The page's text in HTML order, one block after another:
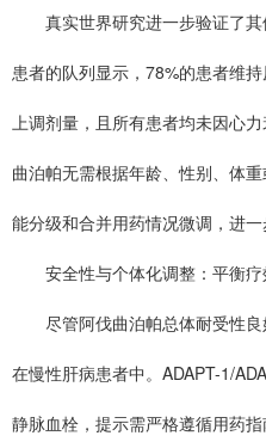
真实世界研究进一步验证了其
患者的队列显示，78%的患者维
上调剂量，且所有患者均未因心
曲泊帕无需根据年龄、性别、体
能分级和合并用药情况微调，进一
安全性与个体化调整：平衡疗
尽管阿伐曲泊帕总体耐受性良
在慢性肝病患者中。ADAPT-1/
静脉血栓，提示需严格遵循用药